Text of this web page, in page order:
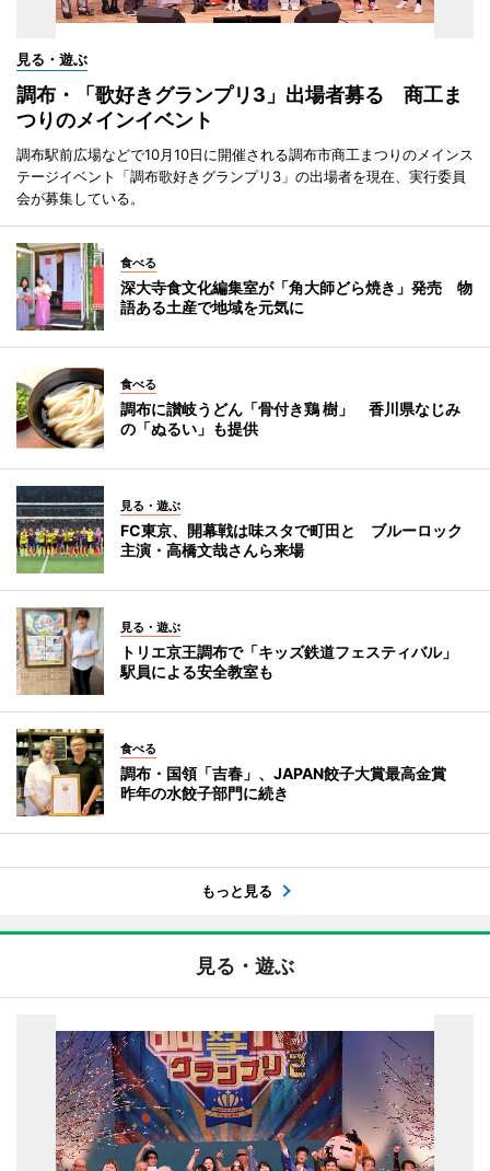
見る・遊ぶ
調布・「歌好きグランプリ3」出場者募る 商工ま
つりのメインイベント
調布駅前広場などで10月10日に開催される調布市商工まつりのメインス
テージイベント「調布歌好きグランプリ3」の出場者を現在、実行委員
会が募集している。
食べる
深大寺食文化編集室が「角大師どら焼き」発売 物
語ある土産で地域を元気に
食べる
調布に讃岐うどん「骨付き鶏 樹」 香川県なじみ
の「ぬるい」も提供
見る・遊ぶ
FC東京、開幕戦は味スタで町田と ブルーロック
主演・高橋文哉さんら来場
見る・遊ぶ
トリエ京王調布で「キッズ鉄道フェスティバル」
駅員による安全教室も
食べる
調布・国領「吉春」、JAPAN餃子大賞最高金賞
昨年の水餃子部門に続き
もっと見る
見る・遊ぶ